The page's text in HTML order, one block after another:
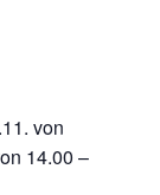
von
14.00 –